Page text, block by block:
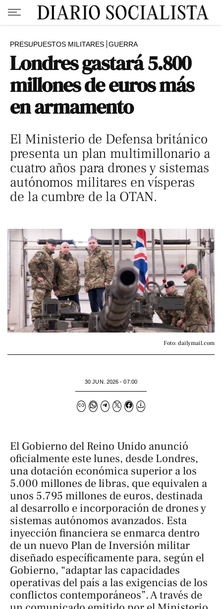
PRESUPUESTOS MILITARES GUERRA
Londres gastará 5.800
millones de euros más
en armamento
El Ministerio de Defensa británico
presenta un plan multimillonario a
cuatro años para drones y sistemas
autónomos militares en vísperas
de la cumbre de la OTAN.
Foto: dailymail.com
30 JUN. 2026 - 07:00
El Gobierno del Reino Unido anunció
oficialmente este lunes, desde Londres,
una dotación económica superior a los
5.000 millones de libras, que equivalen a
unos 5.795 millones de euros, destinada
al desarrollo e incorporación de drones y
sistemas autónomos avanzados. Esta
inyección financiera se enmarca dentro
de un nuevo Plan de Inversión militar
diseñado específicamente para, según el
Gobierno, “adaptar las capacidades
operativas del país a las exigencias de los
conflictos contemporáneos”. A través de